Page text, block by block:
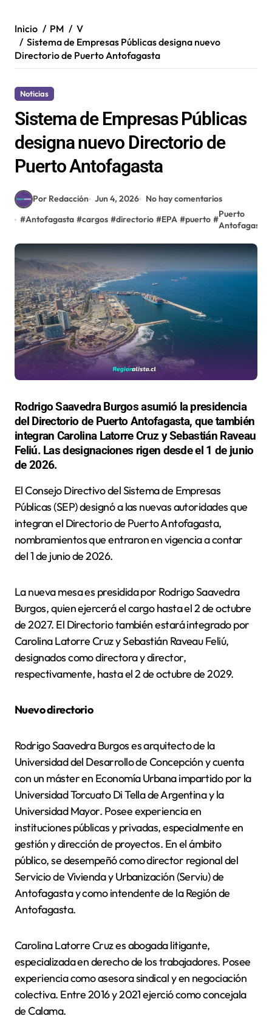
Inicio PM
V
Sistema de Empresas Públicas designa nuevo
Directorio de Puerto Antofagasta
Noticias
Sistema de Empresas Públicas
designa nuevo Directorio de
Puerto Antofagasta
Por Redacción Jun 4, 2026
No hay comentarios
#Antofagasta #cargos #directorio #EPA #puerto #
Puerto
Antofagasta
Rodrigo Saavedra Burgos asumió la presidencia
del Directorio de Puerto Antofagasta, que también
integran Carolina Latorre Cruz y Sebastián Raveau
Feliú. Las designaciones rigen desde el 1 de junio
de 2026.
El Consejo Directivo del Sistema de Empresas
Públicas (SEP) designó a las nuevas autoridades que
integran el Directorio de Puerto Antofagasta,
nombramientos que entraron en vigencia a contar
del 1 de junio de 2026.
La nueva mesa es presidida por Rodrigo Saavedra
Burgos, quien ejercerá el cargo hasta el 2 de octubre
de 2027. El Directorio también estará integrado por
Carolina Latorre Cruz y Sebastián Raveau Feliú,
designados como directora y director,
respectivamente, hasta el 2 de octubre de 2029.
Nuevo directorio
Rodrigo Saavedra Burgos es arquitecto de la
Universidad del Desarrollo de Concepción y cuenta
con un máster en Economía Urbana impartido por la
Universidad Torcuato Di Tella de Argentina y la
Universidad Mayor. Posee experiencia en
instituciones públicas y privadas, especialmente en
gestión y dirección de proyectos. En el ámbito
público, se desempeñó como director regional del
Servicio de Vivienda y Urbanización (Serviu) de
Antofagasta y como intendente de la Región de
Antofagasta.
Carolina Latorre Cruz es abogada litigante,
especializada en derecho de los trabajadores. Posee
experiencia como asesora sindical y en negociación
colectiva. Entre 2016 y 2021 ejerció como concejala
de Calama.